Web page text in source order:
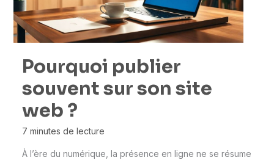
Pourquoi publier
souvent sur son site
web ?
7 minutes de lecture
À l’ère du numérique, la présence en ligne ne se résume